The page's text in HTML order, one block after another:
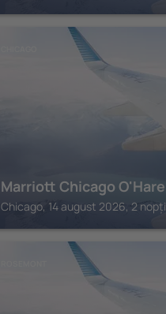
Marriott Chicago O'Hare
Chicago, 14 august 2026, 2 nopți